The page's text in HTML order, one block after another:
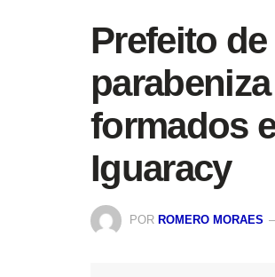
Prefeito
formados
Iguaracy
POR ROMERO MORAES